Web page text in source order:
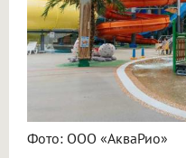
Фото: ООО «АкваРио»